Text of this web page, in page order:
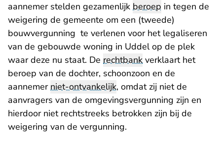
aannemer stelden gezamenlijk beroep in tegen de
weigering de gemeente om een (tweede)
bouwvergunning te verlenen voor het legaliseren
van de gebouwde woning in Uddel op de plek
waar deze nu staat. De rechtbank verklaart het
beroep van de dochter, schoonzoon en de
aannemerniet-ontvankelijk, omdat zij niet de
aanvragers van de omgevingsvergunning zijn en
hierdoor niet rechtstreeks betrokken zijn bij de
weigering van de vergunning.